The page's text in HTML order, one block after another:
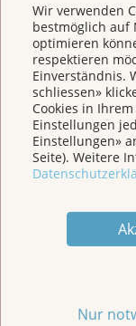
Wir verwenden
bestmöglich auf
optimieren
respektieren
Einverständnis.
schliessen»
Cookies in
Einstellungen
Einstellungen»
Seite). Weitere
Nur
Wir sind für
Postfach 3225